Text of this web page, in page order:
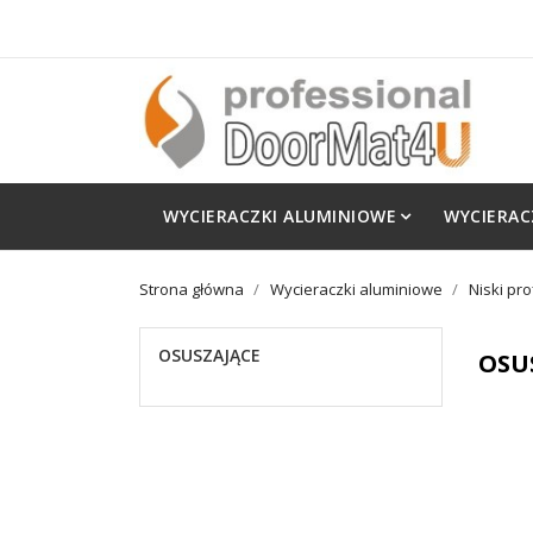
WYCIERACZKI ALUMINIOWE
Strona główna Wycieraczki aluminiowe Niski
OSUSZAJĄCE